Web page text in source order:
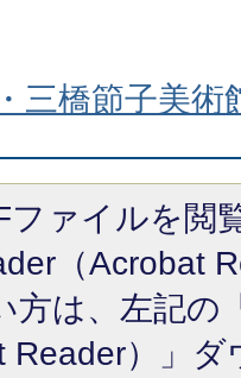
三橋節子美
ファイルを閲
（Acrobat
方は、左記の
Reader）」